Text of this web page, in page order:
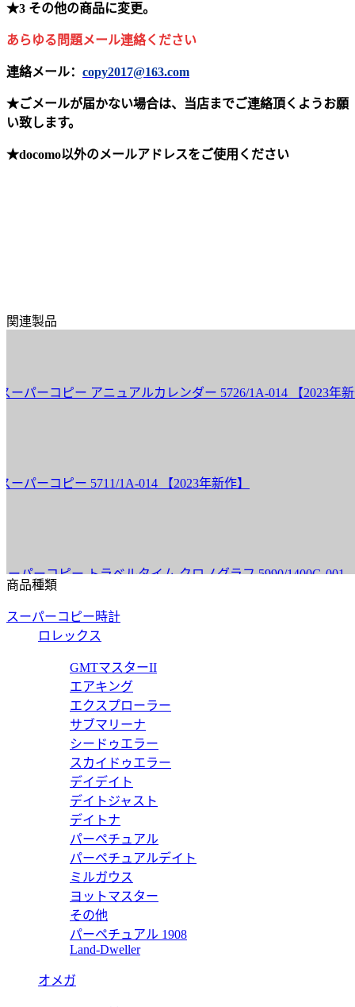
★3 その他の商品に変更。
あらゆる問題メール連絡ください
連絡メール： copy2017@163.com
★ごメールが届かない場合は、当店までご連絡頂くようお願
い致します。
★docomo以外のメールアドレスをご使用ください
関連製品
コピー アニュアルカレンダー 5726/1A-014 【2023年新作】
コピー 5711/1A-014 【2023年新作】
コピー トラベルタイム クロノグラフ 5990/1400G-001 【
コピー 7010/1G-011 【2017年新作】
コピー 5711/1R-001 【2017年新作】
コピー 5990/1A-001 トラベルタイム クロノグラフ 【2017
コピー 7118/1A-001 【2017年新作】
商品種類
スーパーコピー時計
ロレックス
GMTマスターII
エアキング
エクスプローラー
サブマリーナ
シードゥエラー
スカイドゥエラー
デイデイト
デイトジャスト
デイトナ
パーペチュアル
パーペチュアルデイト
ミルガウス
ヨットマスター
その他
パーペチュアル 1908
Land-Dweller
オメガ